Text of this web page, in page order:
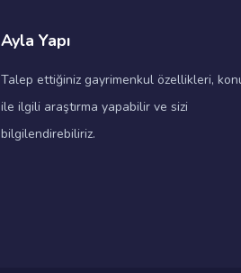
Ayla Yapı
Talep ettiğiniz gayrimenkul özellikleri,
ile ilgili araştırma yapabilir ve sizi
bilgilendirebiliriz.